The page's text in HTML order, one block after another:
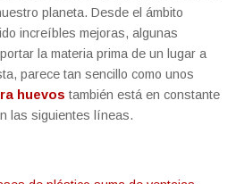
planeta. Desde el ámbito
increíbles mejoras, algunas
la materia prima de un lugar a
parece tan sencillo como unos
huevos también está en constante
las siguientes líneas.